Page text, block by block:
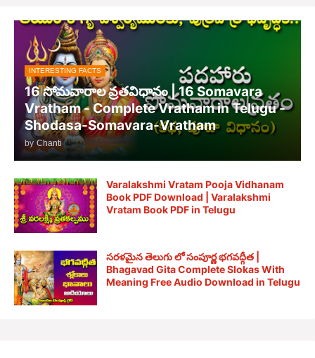
INTERESTING FACTS
16 సోమవారాల వ్రతవిధానం | 16 Somavara
Vratham - Complete Vratham in Telugu -
Shodasa-Somavara-Vratham
by Chanti
Varalakshmi Vratam Pooja Vidhanam
Book PDF Download | Varalakshmi
Vratam Book PDF in Telugu
సరళమైన తెలుగు లో సంపూర్ణ భగవద్గీత |
Bhagavad Gita Complete Slokas With
Meaning Free Audio Download in Telugu